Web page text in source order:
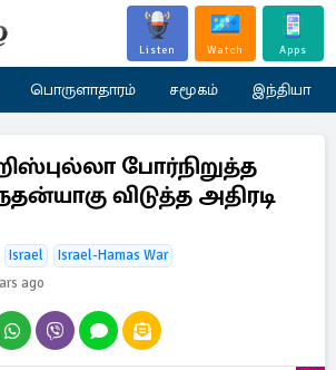
Listen Watch Apps
பொருளாதாரம் சமூகம் இந்தியா
போர்நிறுத்த
விடுத்த அதிரடி
Israel
Israel-Hamas War
ago